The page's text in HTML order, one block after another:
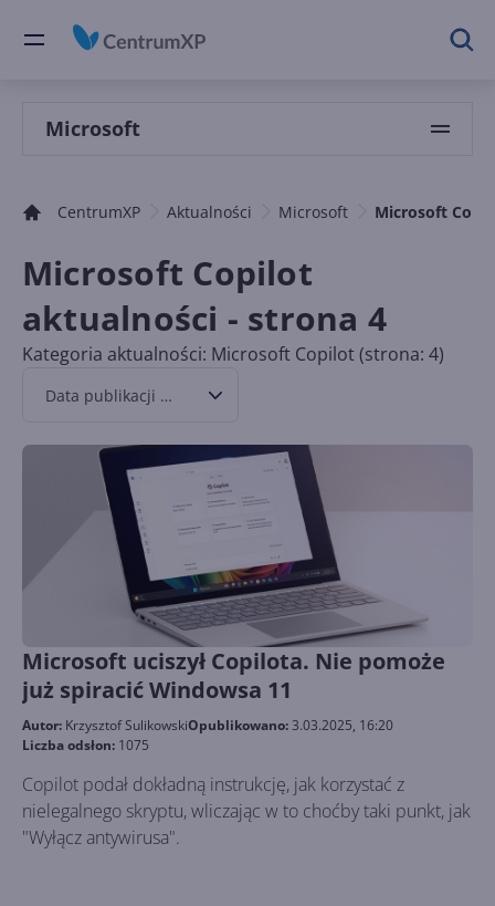
Microsoft
CentrumXP Aktualności Microsoft Microsoft
Microsoft Copilot
aktualności - strona 4
Kategoria aktualności: Microsoft Copilot (strona: 4)
Data publikacji malejąco
Microsoft uciszył Copilota. Nie pomoże
już spiracić Windowsa 11
Autor: Krzysztof SulikowskiOpublikowano:3.03.2025, 16:20
Liczba odsłon: 1075
Copilot podał dokładną instrukcję, jak korzystać z
nielegalnego skryptu, wliczając w to choćby taki punkt, jak
"Wyłącz antywirusa".